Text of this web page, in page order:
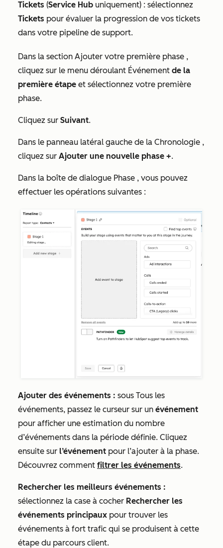
Tickets (Service Hub uniquement) : sélectionnez
Tickets pour évaluer la progression de vos tickets
dans votre pipeline de support.
Dans la section Ajouter votre première phase ,
cliquez sur le menu déroulant Événement de la
première étape et sélectionnez votre première
phase.
Cliquez sur Suivant.
Dans le panneau latéral gauche de la Chronologie ,
cliquez sur Ajouter une nouvelle phase +.
Dans la boîte de dialogue Phase , vous pouvez
effectuer les opérations suivantes :
Ajouter des événements : sous Tous les
événements, passez le curseur sur un événement
pour afficher une estimation du nombre
d’événements dans la période définie. Cliquez
ensuite sur l’événement pour l’ajouter à la phase.
Découvrez comment filtrer les événements.
Rechercher les meilleurs événements :
sélectionnez la case à cocher Rechercher les
événements principaux pour trouver les
événements à fort trafic qui se produisent à cette
étape du parcours client.